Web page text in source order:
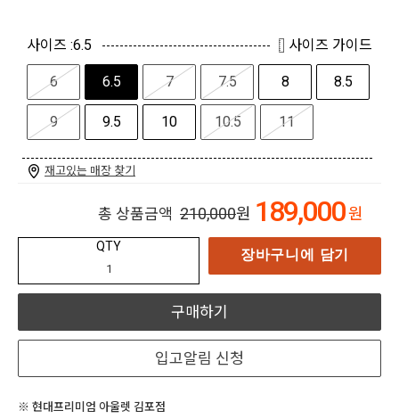
사이즈 :6.5 사이즈 가이드
6 6.5 7 7.5 8 8.5
9 9.5 10 10.5 11
재고있는 매장 찾기
총 상품금액 210,000원 189,000원
QTY 장바구니에 담기
구매하기
입고알림 신청
※ 현대프리미엄 아울렛 김포점